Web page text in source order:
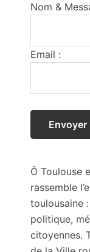
Nom &
Email :
Ô Toulouse
rassemble
toulousaine
politique,
citoyennes.